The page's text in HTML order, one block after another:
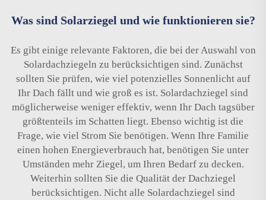
Was sind Solarziegel und wie funktionieren sie?
Es gibt einige relevante Faktoren, die bei der Auswahl von
Solardachziegeln zu berücksichtigen sind. Zunächst
sollten Sie prüfen, wie viel potenzielles Sonnenlicht auf
Ihr Dach fällt und wie groß es ist. Solardachziegel sind
möglicherweise weniger effektiv, wenn Ihr Dach tagsüber
größtenteils im Schatten liegt. Ebenso wichtig ist die
Frage, wie viel Strom Sie benötigen. Wenn Ihre Familie
einen hohen Energieverbrauch hat, benötigen Sie unter
Umständen mehr Ziegel, um Ihren Bedarf zu decken.
Weiterhin sollten Sie die Qualität der Dachziegel
berücksichtigen. Nicht alle Solardachziegel sind